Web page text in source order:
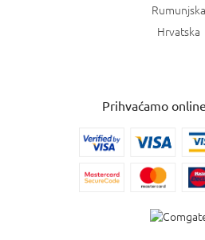
Rumunjska
Hrvatska
Prihvaćamo